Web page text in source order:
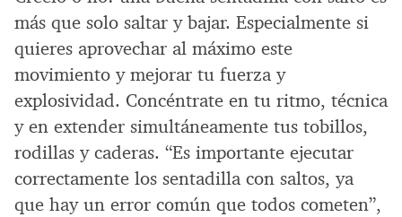
más que solo saltar y bajar. Especialmente si
quieres aprovechar al máximo este
movimiento y mejorar tu fuerza y
explosividad. Concéntrate en tu ritmo, técnica
y en extender simultáneamente tus tobillos,
rodillas y caderas. “Es importante ejecutar
correctamente los sentadilla con saltos, ya
que hay un error común que todos cometen”,